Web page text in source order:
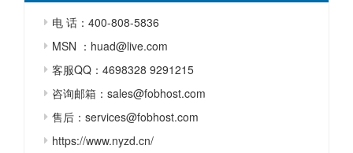
电 话：400-808-5836
MSN ：huad@live.com
客服QQ：4698328 9291215
咨询邮箱：sales@fobhost.com
售后：services@fobhost.com
https://www.nyzd.cn/